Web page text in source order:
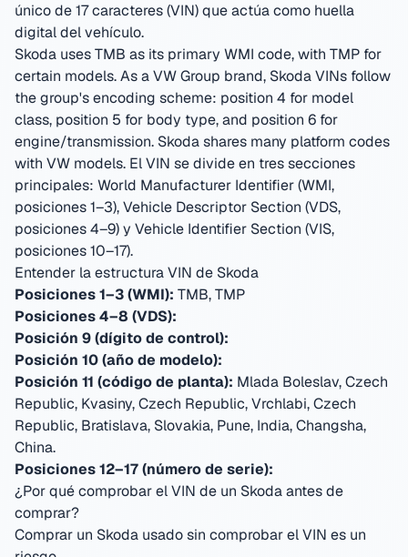
único de 17 caracteres (VIN) que actúa como huella
digital del vehículo.
Skoda uses TMB as its primary WMI code, with TMP for
certain models. As a VW Group brand, Skoda VINs follow
the group's encoding scheme: position 4 for model
class, position 5 for body type, and position 6 for
engine/transmission. Skoda shares many platform codes
with VW models. El VIN se divide en tres secciones
principales: World Manufacturer Identifier (WMI,
posiciones 1–3), Vehicle Descriptor Section (VDS,
posiciones 4–9) y Vehicle Identifier Section (VIS,
posiciones 10–17).
Entender la estructura VIN de Skoda
Posiciones 1–3 (WMI): TMB, TMP
Posiciones 4–8 (VDS):
Posición 9 (dígito de control):
Posición 10 (año de modelo):
Posición 11 (código de planta): Mlada Boleslav, Czech
Republic, Kvasiny, Czech Republic, Vrchlabi, Czech
Republic, Bratislava, Slovakia, Pune, India, Changsha,
China.
Posiciones 12–17 (número de serie):
¿Por qué comprobar el VIN de un Skoda antes de
comprar?
Comprar un Skoda usado sin comprobar el VIN es un